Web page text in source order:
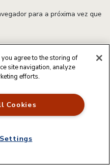
para a próxima vez que
you agree to the storing of
site navigation, analyze
efforts.
Cookies